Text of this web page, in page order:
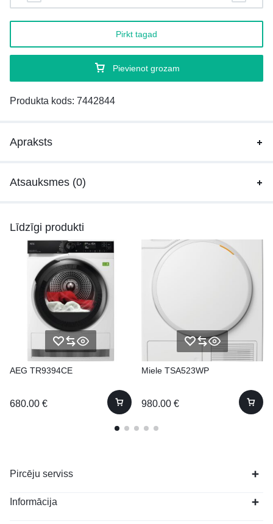
Pievienot grozam
Pirkt tagad
Produkta kods: 7442844
Apraksts
Atsauksmes (0)
Līdzīgi produkti
AEG TR9394CE
680.00 €
Miele TSA523WP
980.00 €
Pircēju serviss
Informācija